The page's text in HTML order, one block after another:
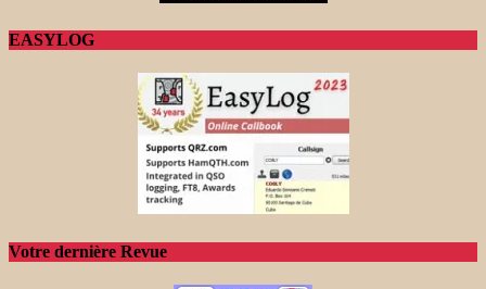
EASYLOG
Votre dernière Revue